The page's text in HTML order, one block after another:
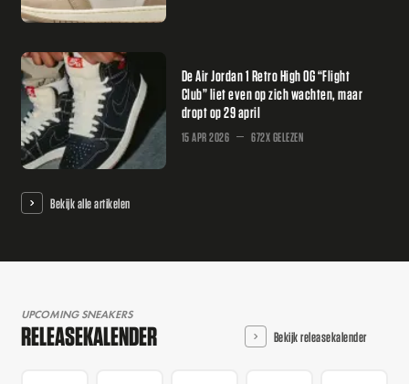
De Air Jordan 1 Retro High OG “Flight
Club” liet even op zich wachten, maar
dropt op 29 april
15 APR 2026 672X GELEZEN
Bekijk alle artikelen
UPCOMING SNEAKERS
RELEASEKALENDER Bekijk releasekalender